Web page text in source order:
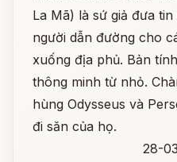
La Mã) là sứ giả đưa
người dẫn đường cho
xuống địa phủ. Bản
thông minh từ nhỏ.
hùng Odysseus và
đi săn của họ.
28-